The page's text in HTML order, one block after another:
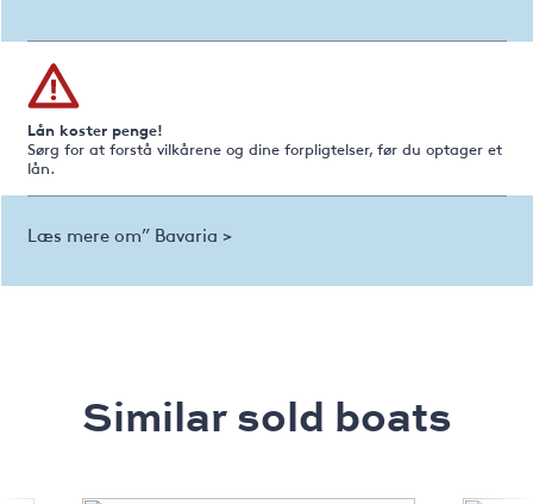
Lån koster penge!
Sørg for at forstå vilkårene og dine forpligtelser, før du optager et
lån.
Læs mere om” Bavaria >
Similar sold boats